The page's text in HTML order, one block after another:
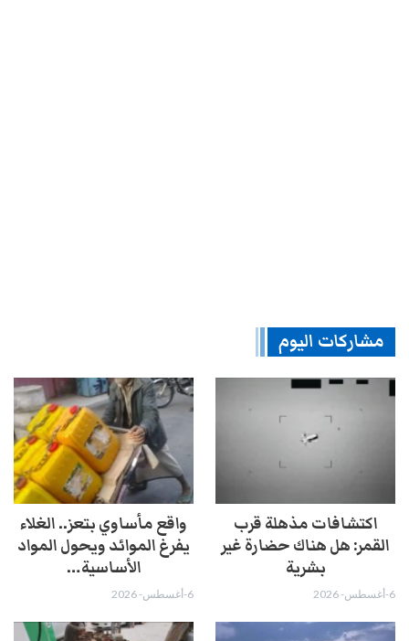
مشاركات اليوم
اكتشافات مذهلة قرب
القمر: هل هناك حضارة غير
بشرية
6-أغسطس- 2026
واقع مأساوي بتعز.. الغلاء
يفرغ الموائد ويحول المواد
الأساسية…
6-أغسطس- 2026